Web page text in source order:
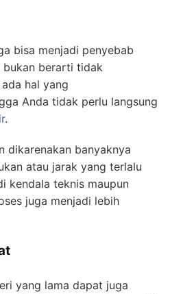
bisa menjadi penyebab
bukan berarti tidak
hal yang
Anda tidak perlu langsung
.
dikarenakan banyaknya
atau jarak yang terlalu
kendala teknis maupun
juga menjadi lebih
yang lama dapat juga